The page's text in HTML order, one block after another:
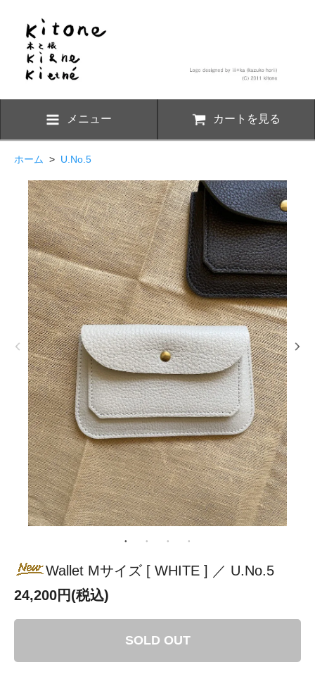
メニュー カートを見る
ホーム > U.No.5
Wallet Mサイズ [ WHITE ] ／ U.No.5
24,200円(税込)
SOLD OUT